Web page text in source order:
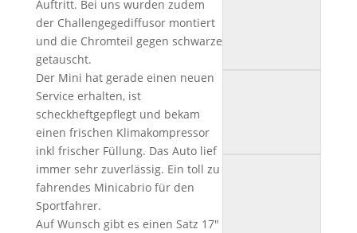
Auftritt. Bei uns wurden zudem
der Challengegediffusor montiert
und die Chromteil gegen schwarze
getauscht.
Der Mini hat gerade einen neuen
Service erhalten, ist
scheckheftgepflegt und bekam
einen frischen Klimakompressor
inkl frischer Füllung. Das Auto lief
immer sehr zuverlässig. Ein toll zu
fahrendes Minicabrio für den
Sportfahrer.
Auf Wunsch gibt es einen Satz 17″